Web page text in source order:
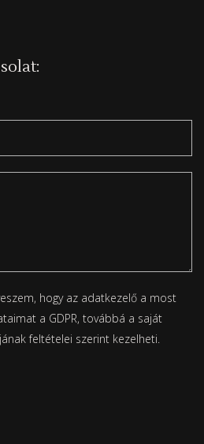
hogy az adatkezelő a most
a GDPR, továbbá a saját
feltételei szerint kezelheti.